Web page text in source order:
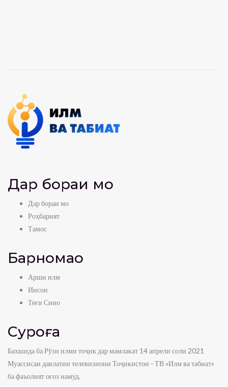
Дар бораи мо
Дар бораи мо
Роҳбарият
Тамос
Барномаҳо
Арши илм
Инсон
Теғи Сино
Суроға
Бахшида ба Рӯзи илми тоҷик дар мамлакат 14 апрели соли 2021
Муассисаи давлатии телевизиони Тоҷикистон - ТВ «Илм ва табиат»
ба фаъолият оғоз намуд.